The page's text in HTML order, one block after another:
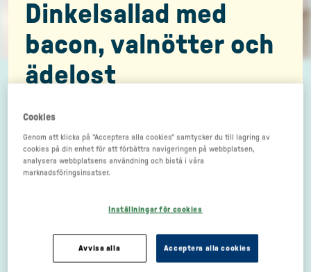
Dinkelsallad med
bacon, valnötter och
ädelost
Cookies
Genom att klicka på "Acceptera alla cookies" samtycker du till lagring av
cookies på din enhet för att förbättra navigeringen på webbplatsen,
analysera webbplatsens användning och bistå i våra
marknadsföringsinsatser.
Inställningar för cookies
Avvisa alla Acceptera alla cookies